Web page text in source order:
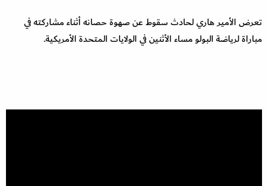
تعرض الأمير هاري لحادث سقوط عن صهوة حصانه أثناء مشاركته في
مباراة لرياضة البولو مساء الأثنين في الولايات المتحدة الأمريكية.